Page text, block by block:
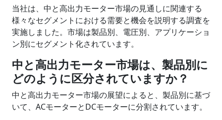
当社は、中と高出力モーター市場の見通しに関連する
様々なセグメントにおける需要と機会を説明する調査を
実施しました。市場は製品別、電圧別、アプリケーショ
ン別にセグメント化されています。
中と高出力モーター市場は、製品別に
どのように区分されていますか？
中と高出力モーター市場の展望によると、製品別に基づ
いて、ACモーターとDCモーターに分割されています。